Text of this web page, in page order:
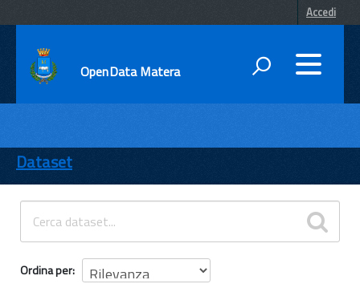
Accedi
OpenData Matera
ENTI
TEMI
INFORMAZIONI
Dataset
Ordina per